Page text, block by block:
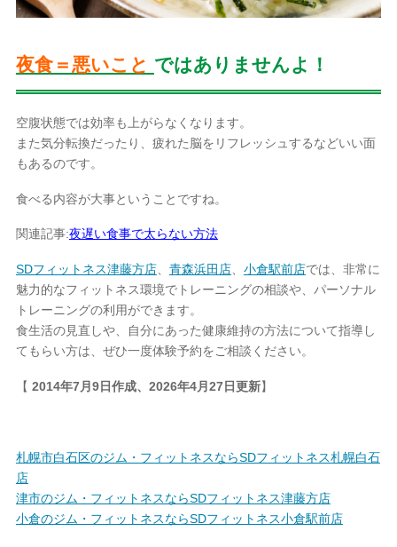
夜食＝悪いこと ではありませんよ！
空腹状態では効率も上がらなくなります。
また気分転換だったり、疲れた脳をリフレッシュするなどいい面
もあるのです。
食べる内容が大事ということですね。
関連記事:夜遅い食事で太らない方法
SDフィットネス津藤方店、 青森浜田店、 小倉駅前店では、非常に
魅力的なフィットネス環境でトレーニングの相談や、パーソナル
トレーニングの利用ができます。
食生活の見直しや、自分にあった健康維持の方法について指導し
てもらい方は、ぜひ一度体験予約をご相談ください。
【 2014年7月9日作成、2026年4月27日更新】
札幌市白石区のジム・フィットネスならSDフィットネス札幌白石
店
津市のジム・フィットネスならSDフィットネス津藤方店
小倉のジム・フィットネスならSDフィットネス小倉駅前店